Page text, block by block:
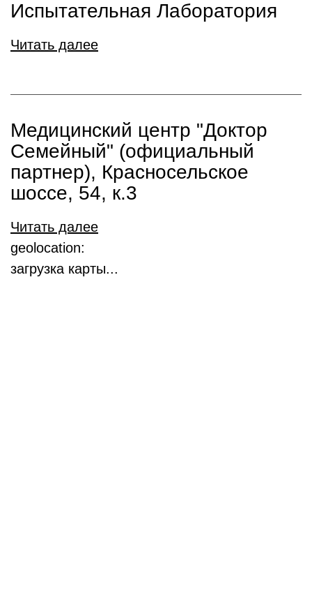
Испытательная Лаборатория
Читать далее
Медицинский центр "Доктор
Семейный" (официальный
партнер), Красносельское
шоссе, 54, к.3
Читать далее
geolocation:
загрузка карты...